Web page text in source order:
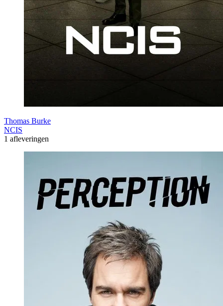
Thomas Burke
NCIS
1 afleveringen